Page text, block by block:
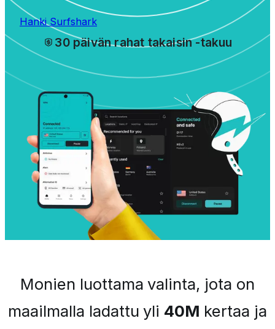
Hanki Surfshark
30 päivän rahat takaisin -takuu
Monien luottama valinta, jota on
maailmalla ladattu yli 40M kertaa ja